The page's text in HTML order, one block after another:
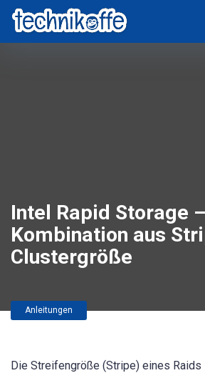
Intel Rapid Storage
Kombination aus
Clustergröße
Anleitungen
Die Streifengröße (Stripe) eines Raids